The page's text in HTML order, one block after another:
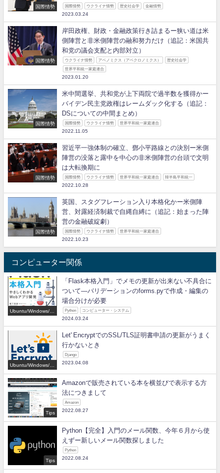
国際情勢 国際情勢 ウクライナ情勢 歴史社会学 金融情勢
2023.03.24
国際情勢
岸田政権、財政・金融政策行き詰まるー狭い道は米
側陣営と非米側陣営の融和努力だけ（追記：米国共
和党の議会支配と内部対立）
ウクライナ情勢 アベノミクス（アベクロノミクス） 歴史社会学
世界平和統一家庭連合
2023.01.20
国際情勢
米中間選挙、共和党が上下両院で過半数を獲得かー
バイデン民主党政権はレームダック化する（追記：
DSについての中間まとめ）
国際情勢 ウクライナ情勢 世界平和統一家庭連合
2022.11.05
国際情勢
習近平一強体制の確立、鄧小平路線との決別ー米側
陣営の没落と露中を中心の非米側陣営の台頭で文明
は大転換期に
国際情勢 ウクライナ情勢 世界平和統一家庭連合 韓半島平和統一
2022.10.28
国際情勢
英国、スタグフレーション入り本格化かー米側陣
営、対露経済制裁で自縄自縛に（追記：始まった陣
営の金融破綻劇）
国際情勢 ウクライナ情勢 世界平和統一家庭連合
2022.10.23
コンピューター関係
Ubuntu/Windows/P
「Flask本格入門」でメモの更新が出来ない不具合に
ついて―バリデーションのforms.pyで作成・編集の
場合分けが必要
Python コンピューター・システム
2024.03.24
Ubuntu/Windows/P
Let' EncryptでのSSL/TLS証明書申請の更新がうまく
行かないとき
Django
2023.04.08
Tips
Amazonで販売されている本を横並びで表示する方
法につきまして
Amazon
2022.08.27
Tips
Python【完全】入門のメール関数、今年６月から使
えずー新しいメール関数探しました
Python
2022.08.24